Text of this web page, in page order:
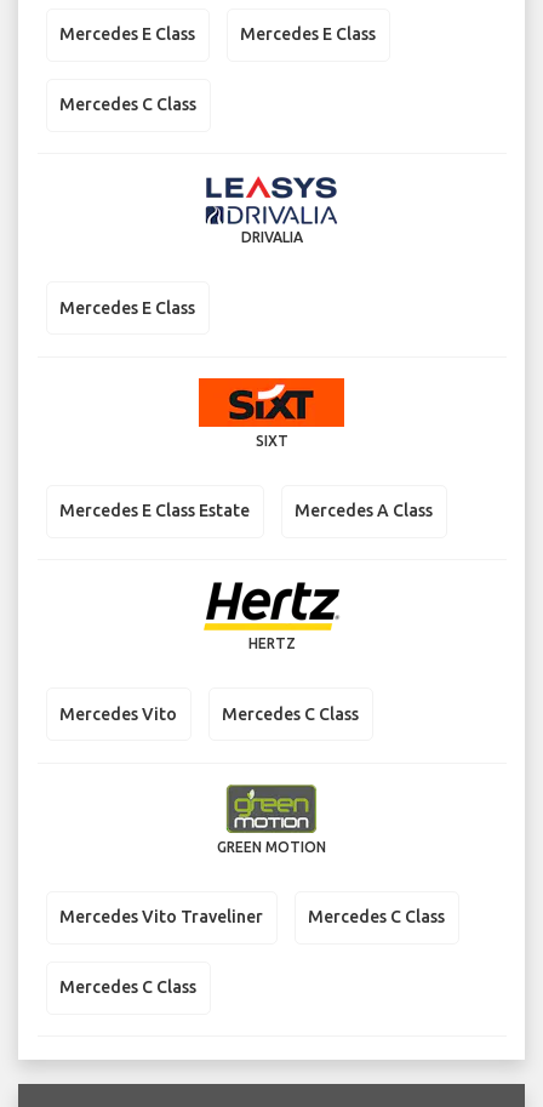
Mercedes E Class Mercedes E Class
Mercedes C Class
DRIVALIA
Mercedes E Class
SIXT
Mercedes E Class Estate Mercedes A Class
HERTZ
Mercedes Vito Mercedes C Class
GREEN MOTION
Mercedes Vito Traveliner Mercedes C Class
Mercedes C Class